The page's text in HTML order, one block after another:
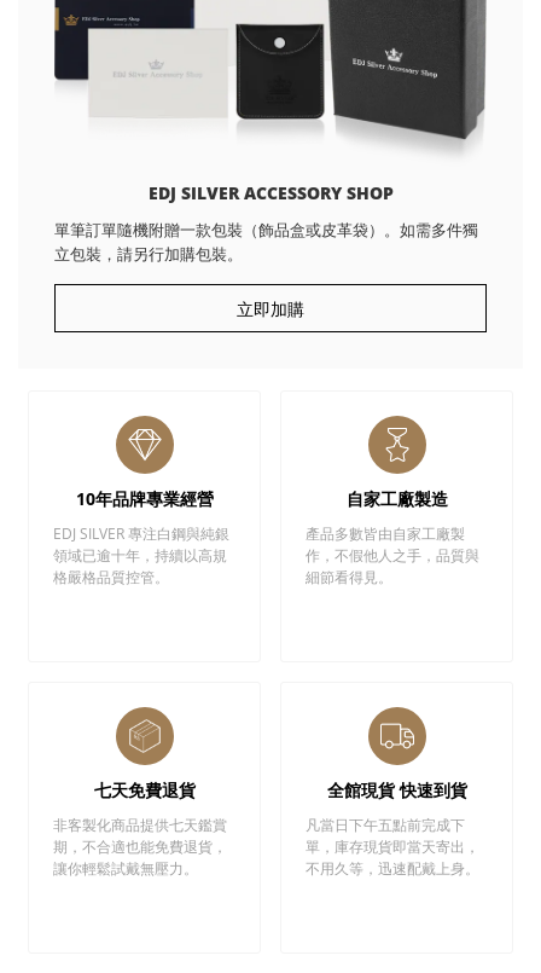
EDJ SILVER ACCESSORY SHOP
單筆訂單隨機附贈一款包裝（飾品盒或皮革袋）。如需多件獨
立包裝，請另行加購包裝。
立即加購
10年品牌專業經營
EDJ SILVER 專注白鋼與純銀
領域已逾十年，持續以高規
格嚴格品質控管。
自家工廠製造
產品多數皆由自家工廠製
作，不假他人之手，品質與
細節看得見。
七天免費退貨
非客製化商品提供七天鑑賞
期，不合適也能免費退貨，
讓你輕鬆試戴無壓力。
全館現貨 快速到貨
凡當日下午五點前完成下
單，庫存現貨即當天寄出，
不用久等，迅速配戴上身。